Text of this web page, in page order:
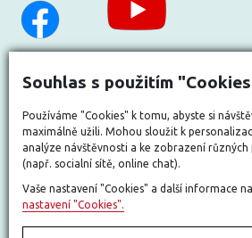
Souhlas s použitím
Používáme "Cookies" k tomu, abyste si
maximálně užili. Mohou sloužit k
analýze návštěvnosti a ke zobrazení
(např. socialní sítě, online chat).
Vaše nastavení "Cookies" a další informace
nastavení "Cookies".